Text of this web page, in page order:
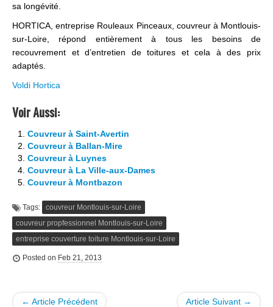
sa longévité.
HORTICA, entreprise Rouleaux Pinceaux, couvreur à Montlouis-
sur-Loire, répond entièrement à tous les besoins de
recouvrement et d’entretien de toitures et cela à des prix
adaptés.
Voldi Hortica
Voir Aussi:
Couvreur à Saint-Avertin
Couvreur à Ballan-Mire
Couvreur à Luynes
Couvreur à La Ville-aux-Dames
Couvreur à Montbazon
Tags:
couvreur Montlouis-sur-Loire
couvreur propfessionnel Montlouis-sur-Loire
entreprise couverture toiture Montlouis-sur-Loire
Posted on Feb 21, 2013
← Article Précédent Article Suivant →